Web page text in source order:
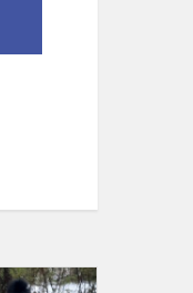
Žvėreliai